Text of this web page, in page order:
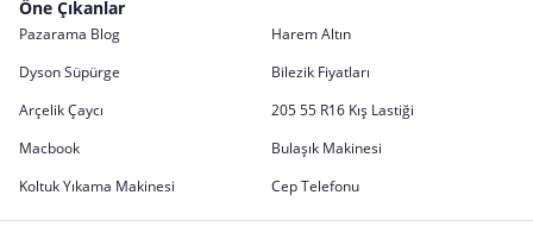
Öne Çıkanlar
Pazarama Blog
Harem Altın
Dyson Süpürge
Bilezik Fiyatları
Arçelik Çaycı
205 55 R16 Kış Lastiği
Macbook
Bulaşık Makinesi
Koltuk Yıkama Makinesi
Cep Telefonu